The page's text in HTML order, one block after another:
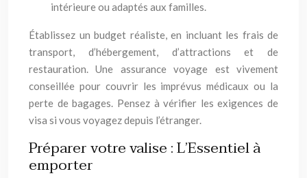
intérieure ou adaptés aux familles.
Établissez un budget réaliste, en incluant les frais de
transport, d’hébergement, d’attractions et de
restauration. Une assurance voyage est vivement
conseillée pour couvrir les imprévus médicaux ou la
perte de bagages. Pensez à vérifier les exigences de
visa si vous voyagez depuis l’étranger.
Préparer votre valise : L’Essentiel à
emporter